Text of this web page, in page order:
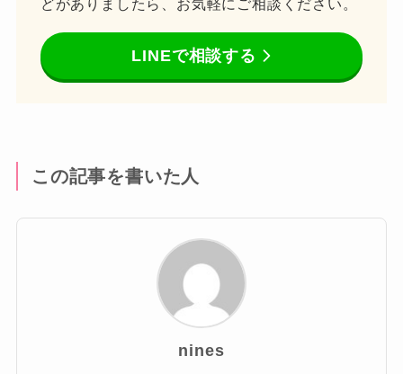
どがありましたら、お気軽にご相談ください。
LINEで相談する
この記事を書いた人
nines